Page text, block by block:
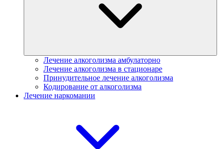
Лечение алкоголизма амбулаторно
Лечение алкоголизма в стационаре
Принудительное лечение алкоголизма
Кодирование от алкоголизма
Лечение наркомании